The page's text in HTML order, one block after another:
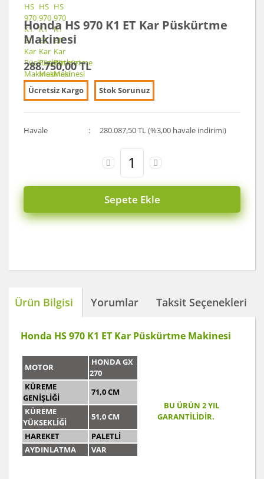
Honda HS 970 K1 ET Kar Püskürtme
Makinesi
288.750,00 TL
Ücretsiz Kargo Stok Sorunuz
Havale 280.087,50 TL (%3,00 havale indirimi)
Sepete Ekle
Ürün Bilgisi Yorumlar Taksit Seçenekleri
Honda HS 970 K1 ET Kar Püskürtme Makinesi
MOTOR
HONDA GX
270
KÜREME
GENİŞLİĞİ
71,0 CM
KÜREME
YÜKSEKLİĞİ
51,0 CM
HAREKET
PALETLİ
AYDINLATMA
VAR
BU ÜRÜN 2 YIL
GARANTİLİDİR.